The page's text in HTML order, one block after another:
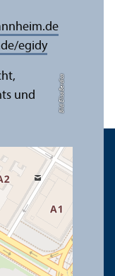
Bild: Elisa Berdica
egidy